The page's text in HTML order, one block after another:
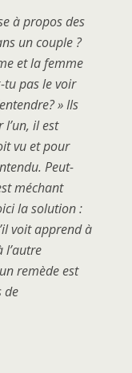
à propos des
un couple ?
et la femme
tu pas le voir
» Ils
il est
vu et pour
Peut-
méchant
la solution :
voit apprend à
l’autre
remède est
de